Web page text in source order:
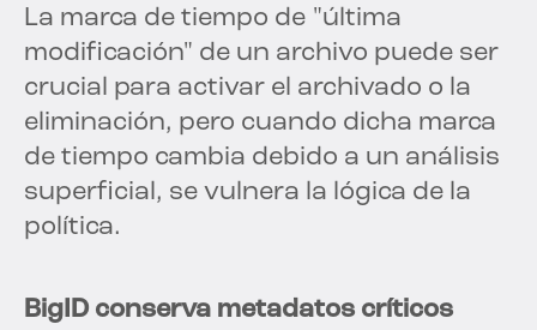
La marca de tiempo de "última
modificación" de un archivo puede ser
crucial para activar el archivado o la
eliminación, pero cuando dicha marca
de tiempo cambia debido a un análisis
superficial, se vulnera la lógica de la
política.
BigID conserva metadatos críticos